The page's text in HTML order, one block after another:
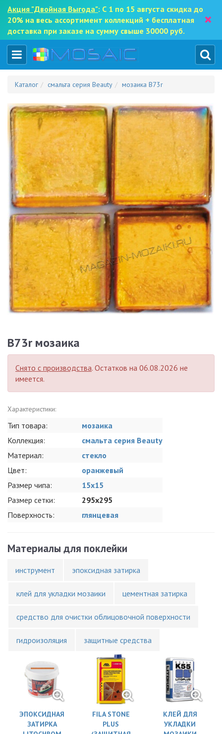
Акция "Двойная Выгода": С 1 по 15 августа скидка до
20% на весь ассортимент коллекций + бесплатная
доставка при заказе на сумму свыше 30000 руб.
×
Каталог смальта серия Beauty мозаика B73r
B73r мозаика
Снято с производства. Остатков на 06.08.2026 не
имеется.
Характеристики:
Тип товара:
мозаика
Коллекция:
смальта серия Beauty
Материал:
стекло
Цвет:
оранжевый
Размер чипа:
15x15
Размер сетки:
295x295
Поверхность:
глянцевая
Материалы для поклейки
инструмент эпоксидная затирка
клей для укладки мозаики цементная затирка
средство для очистки облицовочной поверхности
гидроизоляция защитные средства
ЭПОКСИДНАЯ
ЗАТИРКА
FILA STONE
PLUS
КЛЕЙ ДЛЯ
УКЛАДКИ